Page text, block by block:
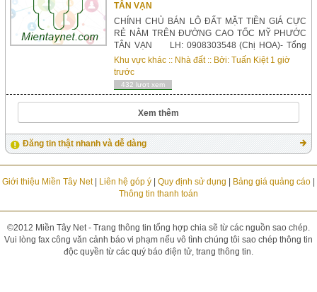
TÂN VẠN
CHÍNH CHỦ BÁN LÔ ĐẤT MẶT TIỀN GIÁ CỰC
RẺ NẰM TRÊN ĐƯỜNG CAO TỐC MỸ PHƯỚC
TÂN VẠN LH: 0908303548 (Chị HOA)- Tổng
giá: 14tr/ m2 ( giá cả có thể thương lượng).- Diện
tích: 2140m2 (diện tích mặt tiền là 62m, ) có thể
phân lô tách thửa bán theo yêu cầu- Địa chỉ: Đất
mặt tiền gần ngã tư đường Huỳnh Văn Lũy ...
Khu vực khác :: Nhà đất:: Bởi:Tuấn Kiệt 1 giờ
trước
432 lượt xem
Xem thêm
Đăng tin thật nhanh và dễ dàng
Giới thiệu Miền Tây Net| Liên hệ góp ý| Quy định sử dụng Bảng giá quảng cáo|
Thông tin thanh toán
©2012 Miền Tây Net - Trang thông tin tổng hợp chia sẽ từ các nguồn sao chép.
Vui lòng fax công văn cảnh báo vi phạm nếu vô tình chúng tôi sao chép thông tin
độc quyền từ các quý báo điện tử, trang thông tin.